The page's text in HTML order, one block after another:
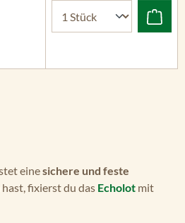
einesichere und feste
fixierst du das Echolot mit